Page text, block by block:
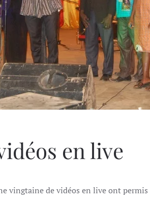
en live
vingtaine de vidéos en live ont